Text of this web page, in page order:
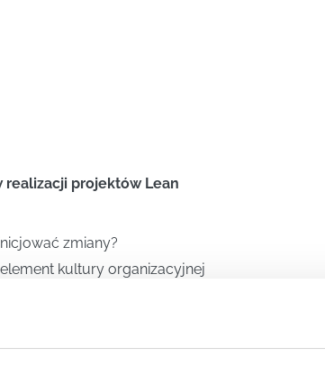
realizacji projektów Lean
zmiany?
kultury organizacyjnej
do metodyki problem solving
godzimy się na status quo?